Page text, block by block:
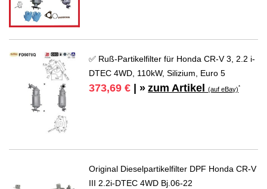
✅ Ruß-Partikelfilter für Honda CR-V 3, 2.2 i-
DTEC 4WD, 110kW, Silizium, Euro 5
373,69 € | » zum Artikel(auf eBay)*
Original Dieselpartikelfilter DPF Honda CR-V
III 2.2i-DTEC 4WD Bj.06-22